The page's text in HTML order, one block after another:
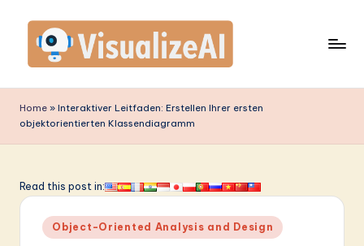
content
is
u
li
Home » Interaktiver Leitfaden: Erstellen Ihrer ersten
objektorientierten Klassendiagramm
Read this post in:
Posted
in
Object-Oriented Analysis and Design